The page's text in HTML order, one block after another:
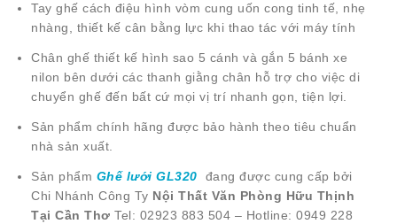
Tay ghế cách điệu hình vòm cung uốn cong tinh tế, nhẹ
nhàng, thiết kế cân bằng lực khi thao tác với máy tính
Chân ghế thiết kế hình sao 5 cánh và gắn 5 bánh xe
nilon bên dưới các thanh giằng chân hỗ trợ cho việc di
chuyển ghế đến bất cứ mọi vị trí nhanh gọn, tiện lợi.
Sản phẩm chính hãng được bảo hành theo tiêu chuẩn
nhà sản xuất.
Sản phẩm Ghế lưới GL320 đang được cung cấp bởi
Chi Nhánh Công Ty Nội Thất Văn Phòng Hữu Thịnh
Tại Cần Thơ Tel: 02923 883 504 – Hotline: 0949 228